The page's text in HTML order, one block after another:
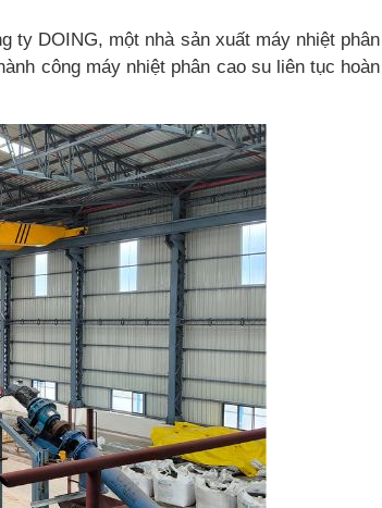
ty DOING, một nhà sản xuất máy nhiệt phân
công máy nhiệt phân cao su liên tục hoàn